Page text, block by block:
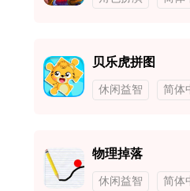
贝乐虎拼图
休闲益智 简体
物理掉落
休闲益智 简体